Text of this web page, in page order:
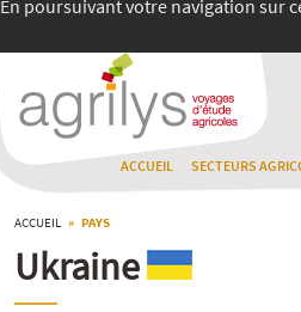
En poursuivant votre navigation sur
ACCUEIL SECTEURS
ACCUEIL » PAYS
Ukraine